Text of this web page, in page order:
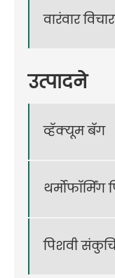
वारंवार
उत्पादने
व्हॅक्यूम बॅग
पिशवी